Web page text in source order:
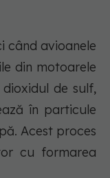
când avioanele
din motoarele
de sulf,
în particule
Acest proces
cu formarea